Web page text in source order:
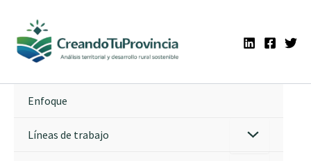
contenido
Enfoque
Líneas de trabajo